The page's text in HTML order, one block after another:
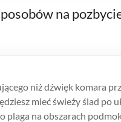
na
niż dźwięk komara
mieć świeży ślad po
plaga na obszarach